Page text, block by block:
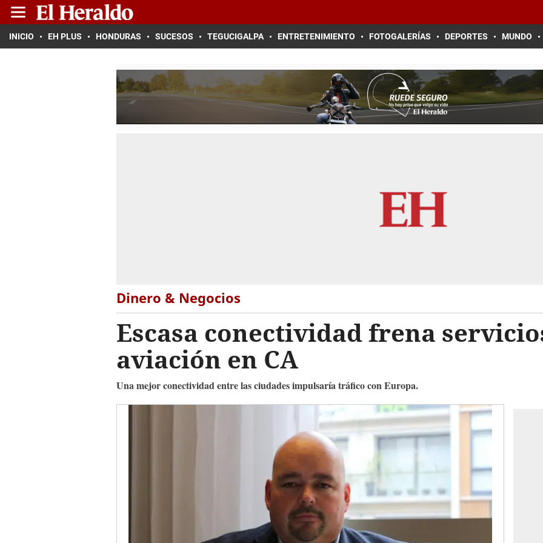
INICIO EH PLUS HONDURAS SUCESOS TEGUCIGALPA ENTRETENIMIENTO FOTOGALERÍAS DEPORTES MUNDO
Dinero & Negocios
Escasa conectividad frena
aviación en CA
Una mejor conectividad entre las ciudades impulsaría tráfico con Europa.